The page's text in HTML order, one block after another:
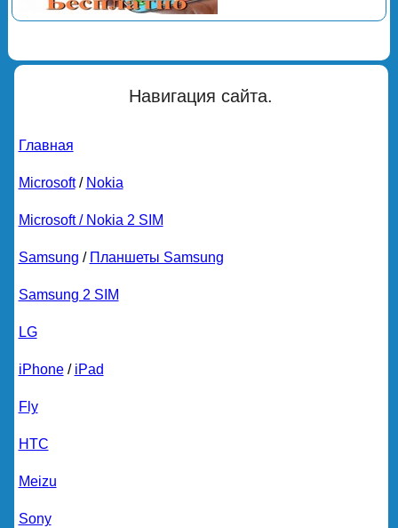
Навигация сайта.
Главная
Microsoft/ Nokia
Microsoft / Nokia 2 SIM
Samsung / Планшеты Samsung
Samsung 2 SIM
LG
iPhone/ iPad
Fly
HTC
Meizu
Sony